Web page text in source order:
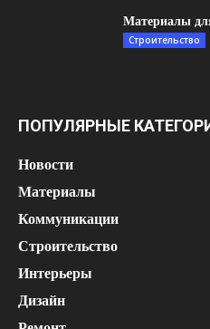
Материалы
Строительство
ПОПУЛЯРНЫЕ
Новости
Материалы
Коммуникации
Строительство
Интерьеры
Дизайн